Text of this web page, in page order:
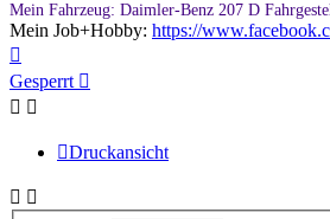
Mein Fahrzeug: Daimler-Benz 207 D
Mein Job+Hobby: https://
oben
Gesperrt
Druckansicht